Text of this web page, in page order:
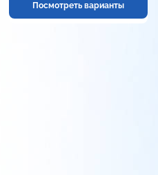
Посмотреть варианты